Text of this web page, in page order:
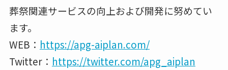
葬祭関連サービスの向上および開発に努めてい
ます。
WEB： https://apg-aiplan.com/
Twitter： https://twitter.com/apg_aiplan